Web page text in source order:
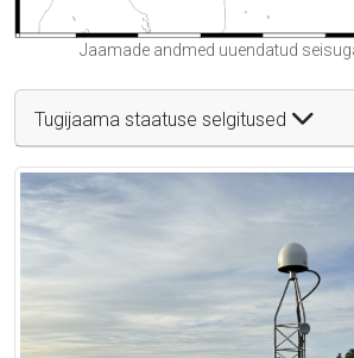
Jaamade andmed uuendatud
Tugijaama staatuse selgitused